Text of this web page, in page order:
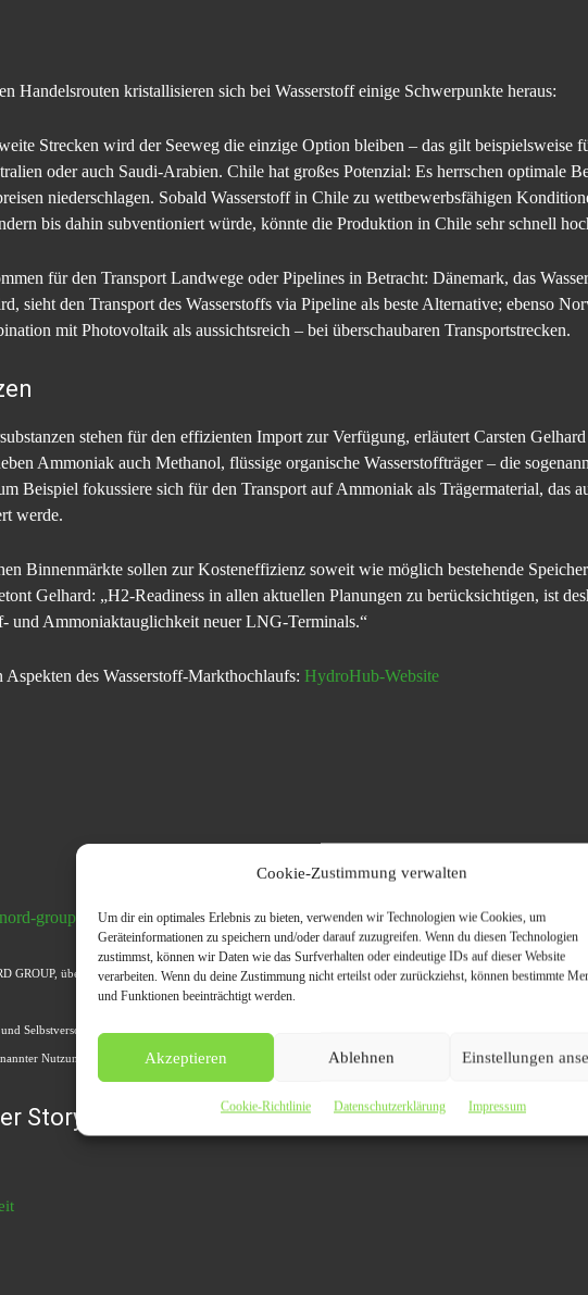
Cookie-Zustimmung verwalten
Um dir ein optimales Erlebnis zu bieten, verwenden wir Technologien wie Cookies, um
Geräteinformationen zu speichern und/oder darauf zuzugreifen. Wenn du diesen Technologien
zustimmst, können wir Daten wie das Surfverhalten oder eindeutige IDs auf dieser Website
verarbeiten. Wenn du deine Zustimmung nicht erteilst oder zurückziehst, können bestimmte
und Funktionen beeinträchtigt werden.
Akzeptieren Ablehnen Einstellungen
Cookie-Richtlinie Datenschutzerklärung Impressum
Handelsrouten kristallisieren sich bei Wasserstoff einige Schwerpunkte heraus:
Strecken wird der Seeweg die einzige Option bleiben – das gilt beispielsweise
oder auch Saudi-Arabien. Chile hat großes Potenzial: Es herrschen optimale
niederschlagen. Sobald Wasserstoff in Chile zu wettbewerbsfähigen
bis dahin subventioniert würde, könnte die Produktion in Chile sehr schnell
für den Transport Landwege oder Pipelines in Betracht: Dänemark, das
sieht den Transport des Wasserstoffs via Pipeline als beste Alternative; ebenso
mit Photovoltaik als aussichtsreich – bei überschaubaren Transportstrecken.
stehen für den effizienten Import zur Verfügung, erläutert Carsten
Ammoniak auch Methanol, flüssige organische Wasserstoffträger – die
Beispiel fokussiere sich für den Transport auf Ammoniak als Trägermaterial, das
werde.
Binnenmärkte sollen zur Kosteneffizienz soweit wie möglich bestehende
Gelhard: „H2-Readiness in allen aktuellen Planungen zu berücksichtigen, ist
und Ammoniaktauglichkeit neuer LNG-Terminals.“
des Wasserstoff-Markthochlaufs: HydroHub-Website
group.com/de/newsroom
GROUP, übermittelt durch news aktuell
Selbstversorger-Schwerpunkte für Wasserstoff weltweit. / Weiterer Text über ots und www.presseportal.de/nr/
Nutzungsbedingungen honorarfrei. Veröffentlichung bitte mitBildrechte-Hinweis. Bildrechte:
Story